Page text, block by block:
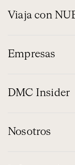
Viaja con
Empresas
DMC Insider
Nosotros